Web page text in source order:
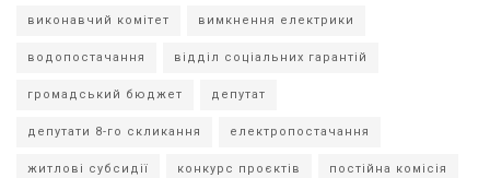
виконавчий комітет вимкнення електрики
водопостачання відділ соціальних гарантій
громадський бюджет депутат
депутати 8-го скликання електропостачання
житлові субсидії конкурс проєктів постійна комісія